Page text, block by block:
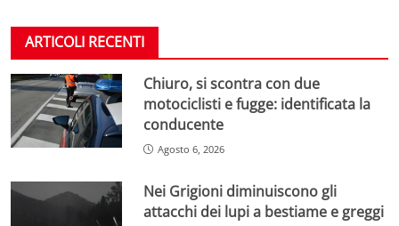
ARTICOLI RECENTI
Chiuro, si scontra con due
motociclisti e fugge: identificata la
conducente
Agosto 6, 2026
Nei Grigioni diminuiscono gli
attacchi dei lupi a bestiame e greggi